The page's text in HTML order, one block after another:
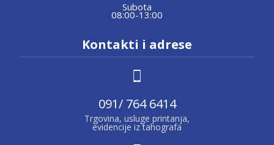
Subota
08:00-13:00
Kontakti i adrese
091/ 764 6414
Trgovina, usluge printanja,
evidencije iz tahografa